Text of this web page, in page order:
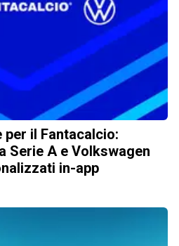
il Fantacalcio:
Serie A e Volkswagen
in-app